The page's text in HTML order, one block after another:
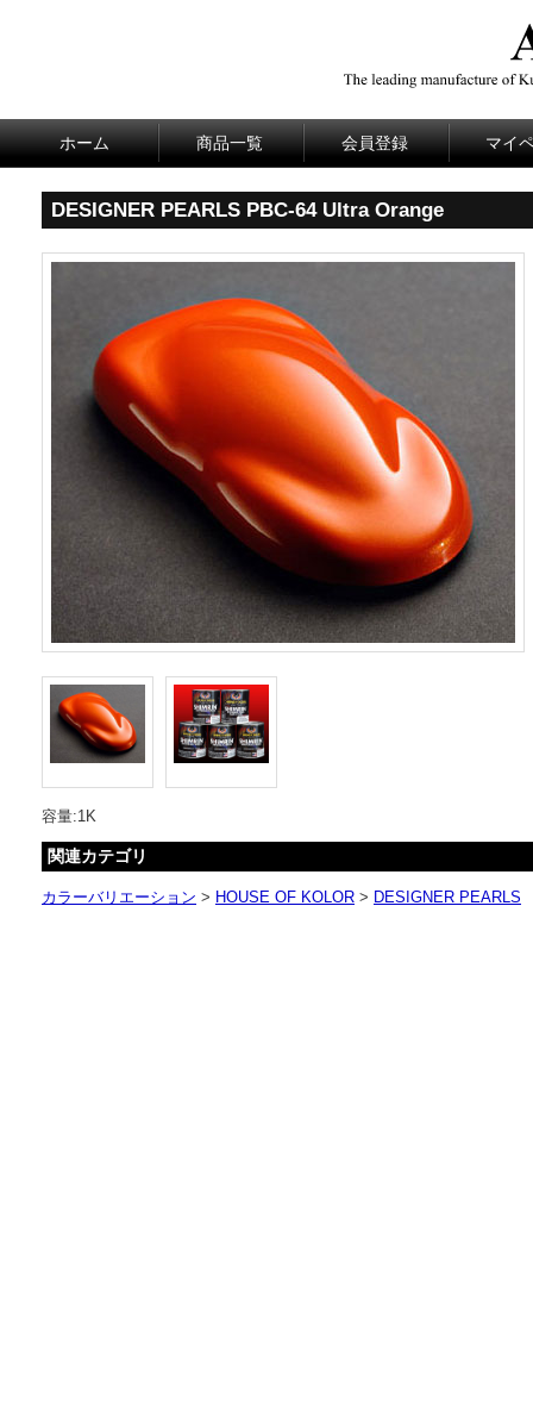
ホーム 商品一覧 会員登録 マイ
DESIGNER PEARLS PBC-64 Ultra Orange
容量:1K
関連カテゴリ
カラーバリエーション > HOUSE OF KOLOR > DESIGNER PEARLS